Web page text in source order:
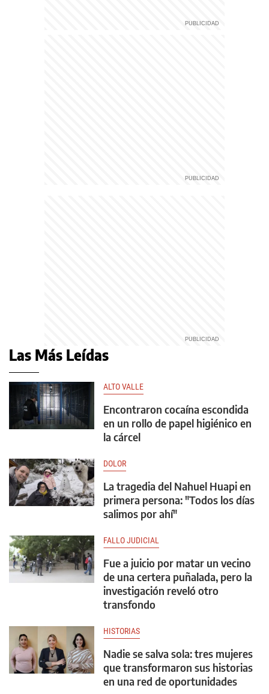
Las Más Leídas
ALTO VALLE
Encontraron cocaína escondida
en un rollo de papel higiénico en
la cárcel
DOLOR
La tragedia del Nahuel Huapi en
primera persona: "Todos los días
salimos por ahí"
FALLO JUDICIAL
Fue a juicio por matar un vecino
de una certera puñalada, pero la
investigación reveló otro
transfondo
HISTORIAS
Nadie se salva sola: tres mujeres
que transformaron sus historias
en una red de oportunidades